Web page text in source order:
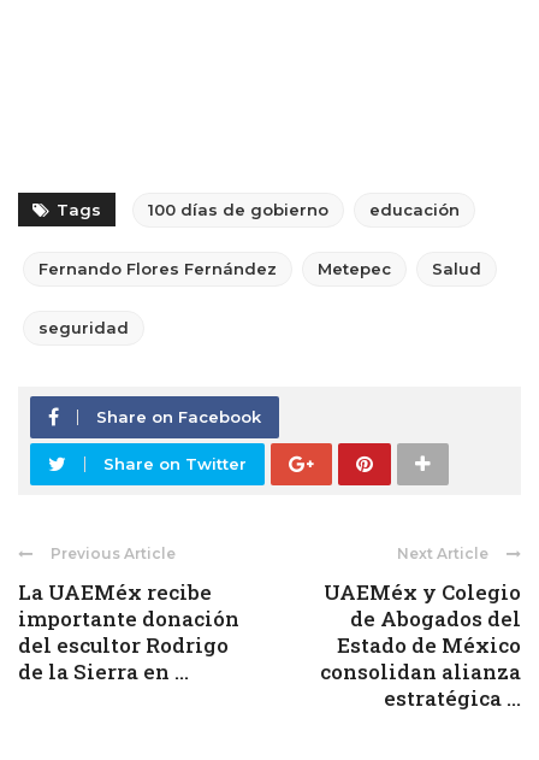
Tags 100 días de gobierno educación
Fernando Flores Fernández Metepec Salud
seguridad
Share on Facebook
Share on Twitter
Previous Article
La UAEMéx recibe
importante donación
del escultor Rodrigo
de la Sierra en ...
Next Article
UAEMéx y Colegio
de Abogados del
Estado de México
consolidan alianza
estratégica ...